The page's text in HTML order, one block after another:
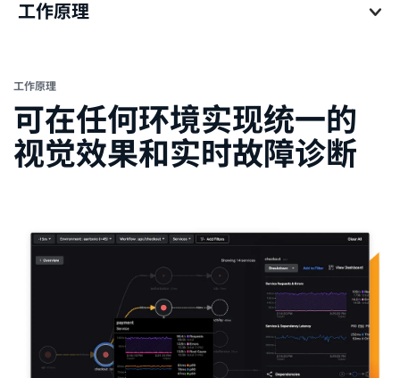
工作原理
工作原理
可在任何环境实现统一的
视觉效果和实时故障诊断